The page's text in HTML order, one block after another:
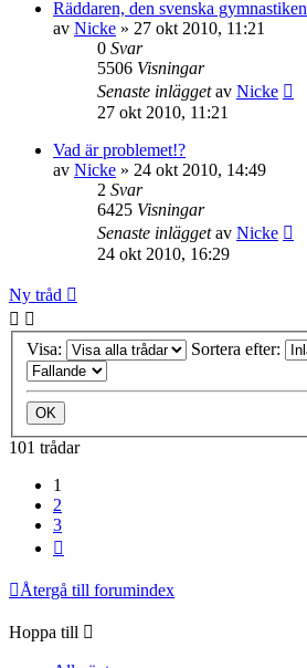
Räddaren, den svenska gymnastiken
av Nicke » 27 okt 2010, 11:21
0 Svar
5506 Visningar
Senaste inläggetav Nicke
27 okt 2010, 11:21
Vad är problemet!?
av Nicke » 24 okt 2010, 14:49
2 Svar
6425 Visningar
Senaste inläggetav Nicke
24 okt 2010, 16:29
Ny tråd
Visa: Sortera efter:
101 trådar
1
2
3
Återgå till forumindex
Hoppa till